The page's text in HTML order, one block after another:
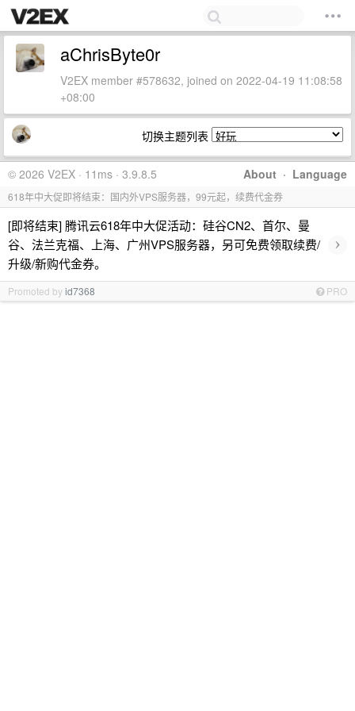
aChrisByte0r
V2EX member #578632, joined on 2022-04-19 11:08:58
+08:00
切换主题列表
About · Language
© 2026 V2EX · 11ms · 3.9.8.5
618年中大促即将结束：国内外VPS服务器，99元起，续费代金券
[即将结束] 腾讯云618年中大促活动：硅谷CN2、首尔、曼
谷、法兰克福、上海、广州VPS服务器，另可免费领取续费/
升级/新购代金券。
›
Promoted byid7368 PRO